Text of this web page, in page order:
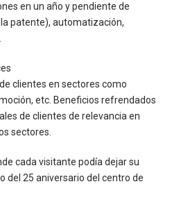
en un año y pendiente de
patente), automatización,
clientes en sectores como
etc. Beneficios refrendados
de clientes de relevancia en
sectores.
cada visitante podía dejar su
del 25 aniversario del centro de